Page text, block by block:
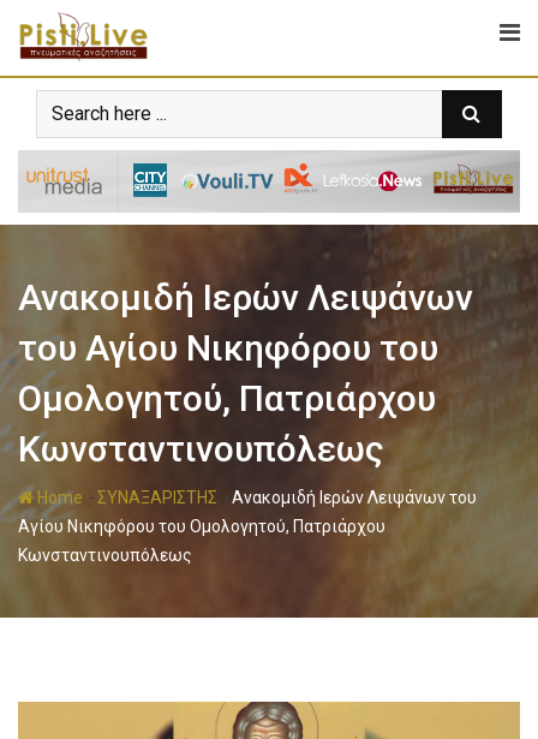
Ανακομιδή Ιερών Λειψάνων
του Αγίου Νικηφόρου του
Ομολογητού, Πατριάρχου
Κωνσταντινουπόλεως
Home -ΣΥΝΑΞΑΡΙΣΤΗΣ -Ανακομιδή Ιερών Λειψάνων του
Αγίου Νικηφόρου του Ομολογητού, Πατριάρχου
Κωνσταντινουπόλεως